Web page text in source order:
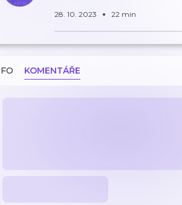
28. 10. 2023 22 min
KOMENTÁŘE